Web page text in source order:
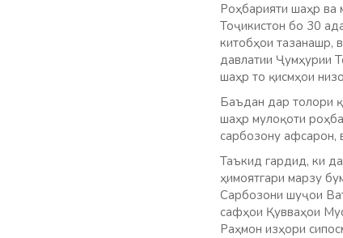
Роҳбарияти шаҳр ва
Тоҷикистон бо 30
китобҳои тазанашр,
давлатии Ҷумҳурии
шаҳр то қисмҳои
Баъдан дар толори
шаҳр мулоқоти
сарбозону афсарон,
Таъкид гардид, ки
ҳимоятгари марзу
Сарбозони шуҷои
сафҳои Қувваҳои
Раҳмон изҳори